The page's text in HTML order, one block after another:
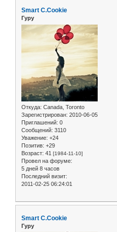
Smart C.Cookie
Гуру
Откуда: Canada, Toronto
Зарегистрирован: 2010-06-05
Приглашений: 0
Сообщений: 3110
Уважение: +24
Позитив: +29
Возраст: 41 [1984-11-10]
Провел на форуме:
5 дней 8 часов
Последний визит:
2011-02-25 06:24:01
Smart C.Cookie
Гуру